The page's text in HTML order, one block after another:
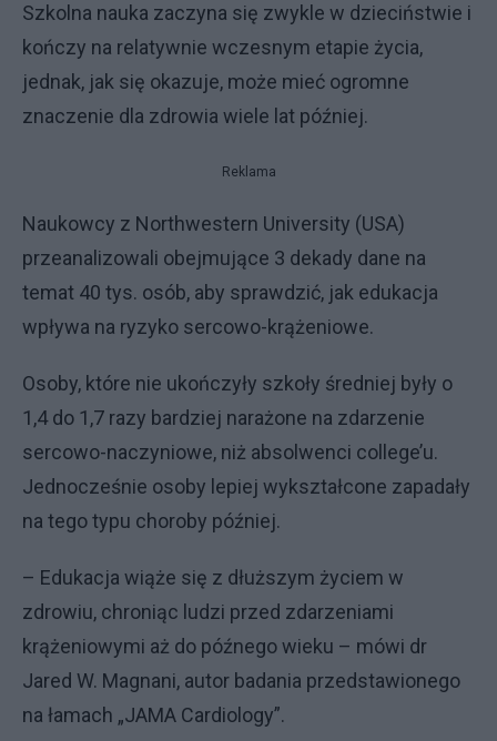
Szkolna nauka zaczyna się zwykle w dzieciństwie i
kończy na relatywnie wczesnym etapie życia,
jednak, jak się okazuje, może mieć ogromne
znaczenie dla zdrowia wiele lat później.
Reklama
Naukowcy z Northwestern University (USA)
przeanalizowali obejmujące 3 dekady dane na
temat 40 tys. osób, aby sprawdzić, jak edukacja
wpływa na ryzyko sercowo-krążeniowe.
Osoby, które nie ukończyły szkoły średniej były o
1,4 do 1,7 razy bardziej narażone na zdarzenie
sercowo-naczyniowe, niż absolwenci college’u.
Jednocześnie osoby lepiej wykształcone zapadały
na tego typu choroby później.
– Edukacja wiąże się z dłuższym życiem w
zdrowiu, chroniąc ludzi przed zdarzeniami
krążeniowymi aż do późnego wieku – mówi dr
Jared W. Magnani, autor badania przedstawionego
na łamach „JAMA Cardiology”.